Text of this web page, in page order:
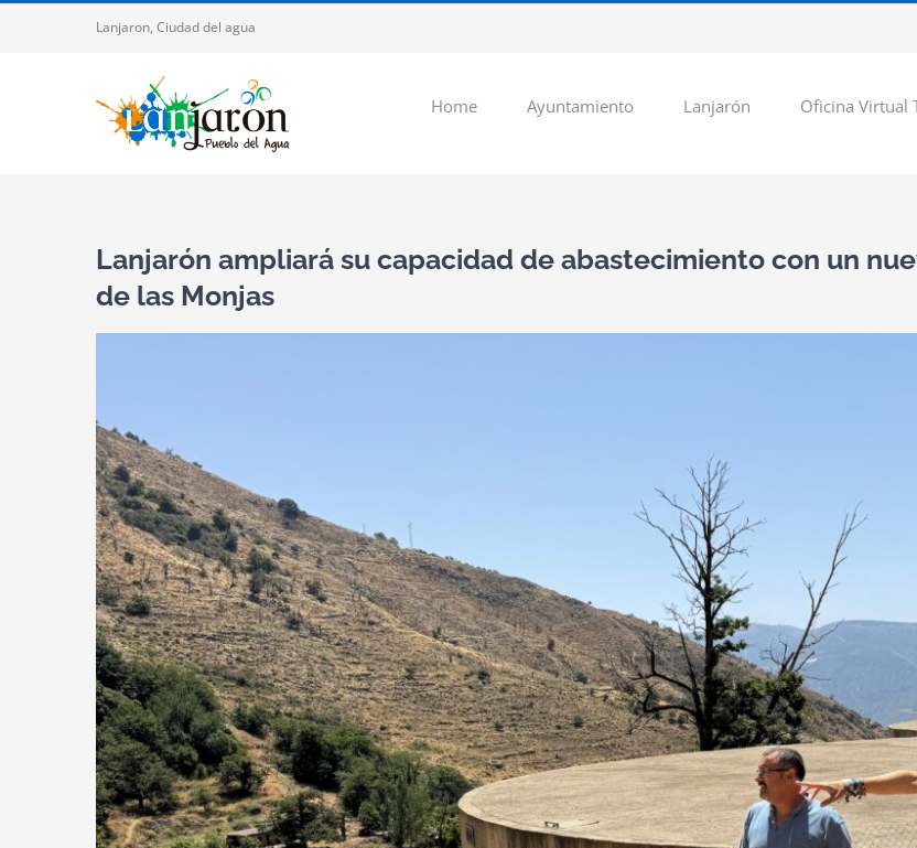
Lanjaron, Ciudad del agua
Home Ayuntamiento Lanjarón Oficina Virtual
Lanjarón ampliará su capacidad de abastecimiento con un
de las Monjas
grande